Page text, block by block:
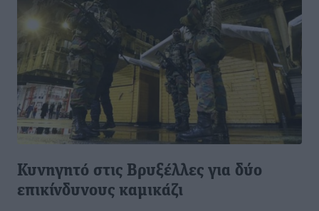
Κυνηγητό στις Βρυξέλλες για δύο
επικίνδυνους καμικάζι